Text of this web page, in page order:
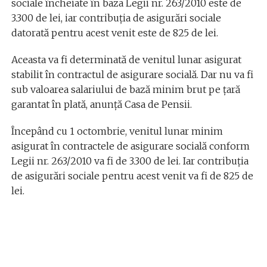
sociale încheiate în baza Legii nr. 263/2010 este de
3.300 de lei, iar contribuția de asigurări sociale
datorată pentru acest venit este de 825 de lei.
Aceasta va fi determinată de venitul lunar asigurat
stabilit în contractul de asigurare socială. Dar nu va fi
sub valoarea salariului de bază minim brut pe țară
garantat în plată, anunță Casa de Pensii.
Începând cu 1 octombrie, venitul lunar minim
asigurat în contractele de asigurare socială conform
Legii nr. 263/2010 va fi de 3.300 de lei. Iar contribuția
de asigurări sociale pentru acest venit va fi de 825 de
lei.